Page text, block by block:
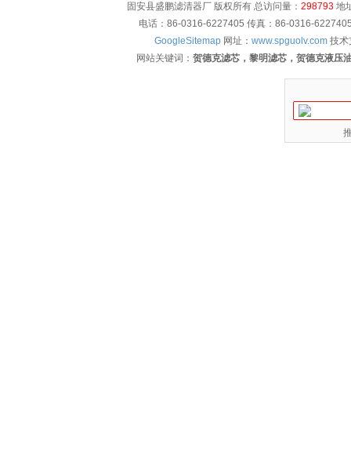
固安县盛鹏滤清器厂 版权所有 总访问量： 298793地
电话：86-0316-6227405 传真：86-0316-
GoogleSitemap 网址： www.spguolv.com 技术
网站关键词： 贺德克滤芯，黎明滤芯，贺德克液压